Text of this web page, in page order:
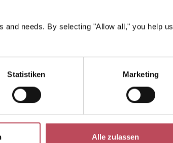
needs. By selecting "Allow all," you help us
Statistiken Marketing
Alle zulassen
sich ebenfalls angesehen